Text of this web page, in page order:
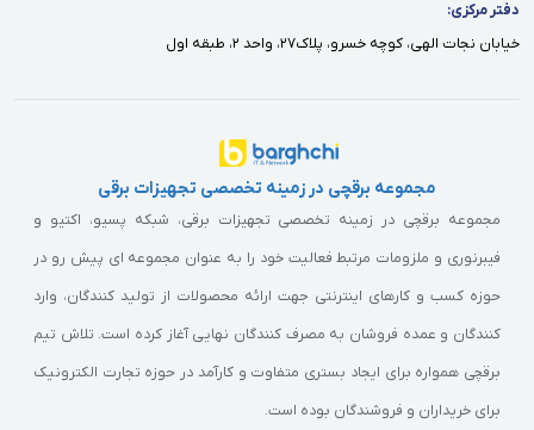
دفتر مركزى:
خيابان نجات الهى، كوچه خسرو، پلاك٢٧، واحد ٢، طبقه اول
مجموعه برقچی در زمینه تخصصی تجهیزات برقی
مجموعه برقچی در زمینه تخصصی تجهیزات برقی، شبکه پسیو، اکتیو و
فیبرنوری و ملزومات مرتبط فعالیت خود را به عنوان مجموعه ای پیش رو در
حوزه کسب و کارهای اینترنتی جهت ارائه محصولات از تولید کنندگان، وارد
کنندگان و عمده فروشان به مصرف کنندگان نهایی آغاز کرده است. تلاش تیم
برقچی همواره برای ایجاد بستری متفاوت و کارآمد در حوزه تجارت الکترونیک
برای خریداران و فروشندگان بوده است.